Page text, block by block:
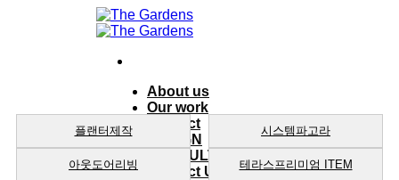
About us
Our work
product
DESIGN
CONSULTING
Contact Us
플랜터제작 시스템파고라
아웃도어리빙 테라스프리미엄 ITEM